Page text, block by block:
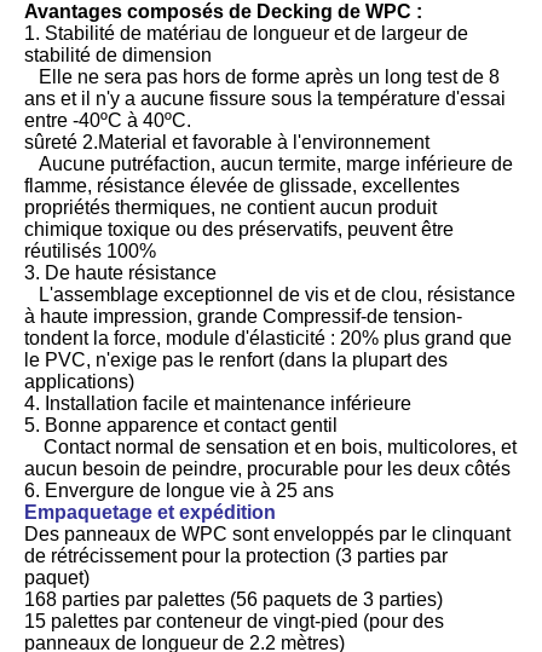
Avantages composés de Decking de WPC :
1. Stabilité de matériau de longueur et de largeur de
stabilité de dimension
Elle ne sera pas hors de forme après un long test de 8
ans et il n'y a aucune fissure sous la température d'essai
entre -40ºC à 40ºC.
sûreté 2.Material et favorable à l'environnement
Aucune putréfaction, aucun termite, marge inférieure de
flamme, résistance élevée de glissade, excellentes
propriétés thermiques, ne contient aucun produit
chimique toxique ou des préservatifs, peuvent être
réutilisés 100%
3. De haute résistance
L'assemblage exceptionnel de vis et de clou, résistance
à haute impression, grande Compressif-de tension-
tondent la force, module d'élasticité : 20% plus grand que
le PVC, n'exige pas le renfort (dans la plupart des
applications)
4. Installation facile et maintenance inférieure
5. Bonne apparence et contact gentil
Contact normal de sensation et en bois, multicolores, et
aucun besoin de peindre, procurable pour les deux côtés
6. Envergure de longue vie à 25 ans
Empaquetage et expédition
Des panneaux de WPC sont enveloppés par le clinquant
de rétrécissement pour la protection (3 parties par
paquet)
168 parties par palettes (56 paquets de 3 parties)
15 palettes par conteneur de vingt-pied (pour des
panneaux de longueur de 2.2 mètres)